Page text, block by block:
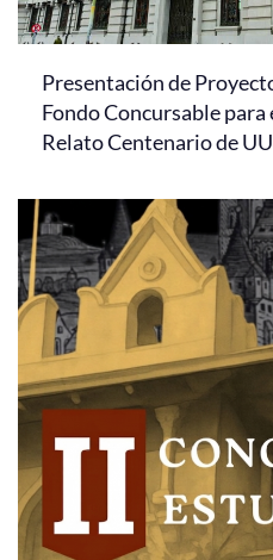
Presentación de
Fondo Concursable
Relato Centenario de